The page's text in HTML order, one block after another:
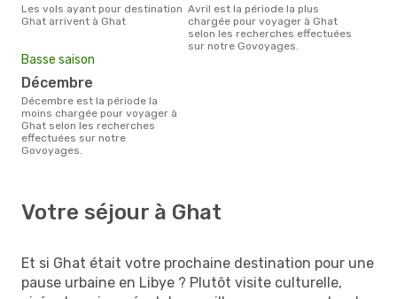
Les vols ayant pour destination
Ghat arrivent à Ghat
avril est la période la plus
chargée pour voyager à Ghat
selon les recherches effectuées
sur notre Govoyages.
Basse saison
décembre
décembre est la période la
moins chargée pour voyager à
Ghat selon les recherches
effectuées sur notre
Govoyages.
Votre séjour à Ghat
Et si Ghat était votre prochaine destination pour une
pause urbaine en Libye ? Plutôt visite culturelle,